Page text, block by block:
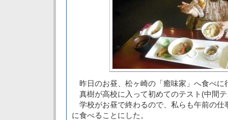
昨日のお昼、松ヶ崎の「癒味家」へ食べに
真樹が高校に入って初めてのテスト(中間
学校がお昼で終わるので、私らも午前の仕
に食べることにした。